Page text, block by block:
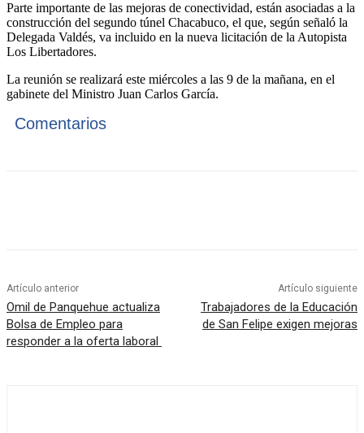
Parte importante de las mejoras de conectividad, están asociadas a la
construcción del segundo túnel Chacabuco, el que, según señaló la
Delegada Valdés, va incluido en la nueva licitación de la Autopista
Los Libertadores.
La reunión se realizará este miércoles a las 9 de la mañana, en el
gabinete del Ministro Juan Carlos García.
Comentarios
Artículo anterior
Omil de Panquehue actualiza
Bolsa de Empleo para
responder a la oferta laboral
Artículo siguiente
Trabajadores de la Educación
de San Felipe exigen mejoras